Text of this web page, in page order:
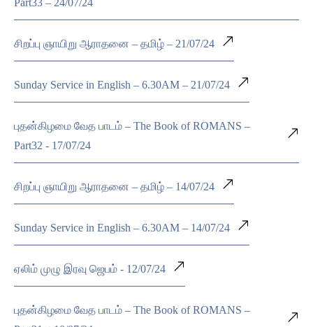
சிறப்பு ஞாயிறு ஆராதனை – தமிழ் – 21/07/24
Sunday Service in English – 6.30AM – 21/07/24
புதன்கிழமை வேத பாடம் – The Book of ROMANS –
Part32 - 17/07/24
சிறப்பு ஞாயிறு ஆராதனை – தமிழ் – 14/07/24
Sunday Service in English – 6.30AM – 14/07/24
ஏலிம் முழு இரவு ஜெபம் - 12/07/24
புதன்கிழமை வேத பாடம் – The Book of ROMANS –